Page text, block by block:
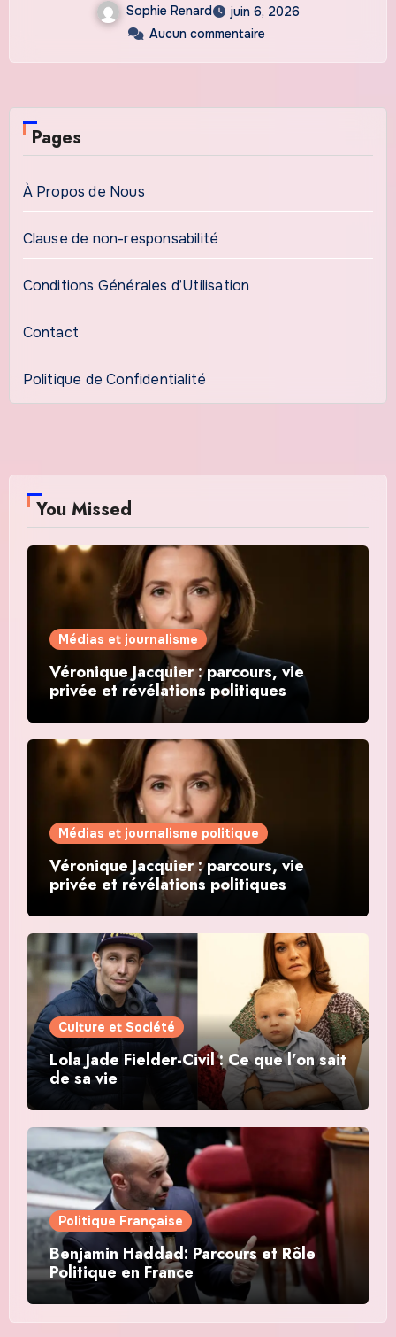
Sophie Renard
juin 6, 2026
Aucun commentaire
Pages
À Propos de Nous
Clause de non-responsabilité
Conditions Générales d’Utilisation
Contact
Politique de Confidentialité
You Missed
Médias et journalisme
Véronique Jacquier : parcours, vie
privée et révélations politiques
Médias et journalisme politique
Véronique Jacquier : parcours, vie
privée et révélations politiques
Culture et Société
Lola Jade Fielder-Civil : Ce que l’on sait
de sa vie
Politique Française
Benjamin Haddad: Parcours et Rôle
Politique en France